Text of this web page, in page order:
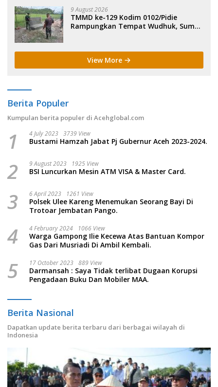
9 August 2026
TMMD ke-129 Kodim 0102/Pidie
Rampungkan Tempat Wudhuk, Sumur
View More
Berita Populer
Kumpulan berita populer di Acehglobal.com
1 4 July 2023 3739 View
Bustami Hamzah Jabat Pj Gubernur Aceh 2023-2024.
2 9 August 2023 1925 View
BSI Luncurkan Mesin ATM VISA & Master Card.
3 6 April 2023 1261 View
Polsek Ulee Kareng Menemukan Seorang Bayi Di
Trotoar Jembatan Pango.
4 4 February 2024 1066 View
Warga Gampong Ilie Kecewa Atas Bantuan Kompor
Gas Dari Musriadi Di Ambil Kembali.
5 17 October 2023 889 View
Darmansah : Saya Tidak terlibat Dugaan Korupsi
Pengadaan Buku Dan Mobiler MAA.
Berita Nasional
Dapatkan update berita terbaru dari berbagai wilayah di
Indonesia